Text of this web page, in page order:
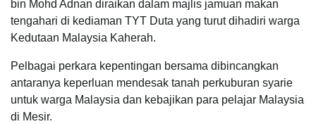
bin Mohd Adnan diraikan dalam majlis jamuan makan
tengahari di kediaman TYT Duta yang turut dihadiri warga
Kedutaan Malaysia Kaherah.
Pelbagai perkara kepentingan bersama dibincangkan
antaranya keperluan mendesak tanah perkuburan syarie
untuk warga Malaysia dan kebajikan para pelajar Malaysia
di Mesir.